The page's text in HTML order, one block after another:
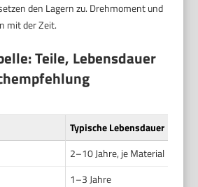
den Lagern zu. Drehmoment und
mit der Zeit.
Teile, Lebensdauer
Typische Lebensdauer
2–10 Jahre, je Material
1–3 Jahre